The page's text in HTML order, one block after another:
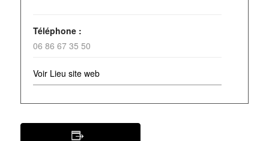
Téléphone :
06 86 67 35 50
Voir Lieu site web